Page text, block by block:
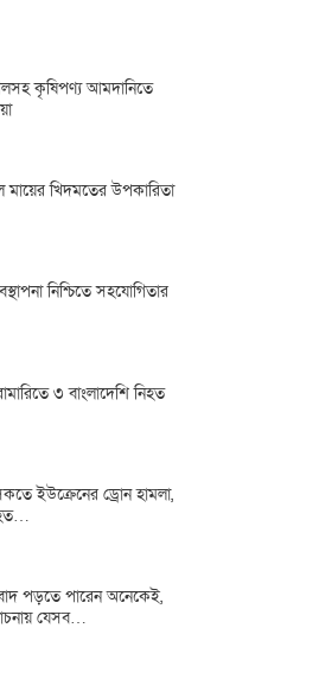
কৃষিপণ্য আমদানিতে
খিদমতের উপকারিতা
নিশ্চিতে সহযোগিতার
৩ বাংলাদেশি নিহত
ইউক্রেনের ড্রোন হামলা,
বাদ পড়তে পারেন অনেকেই,
যেসব…